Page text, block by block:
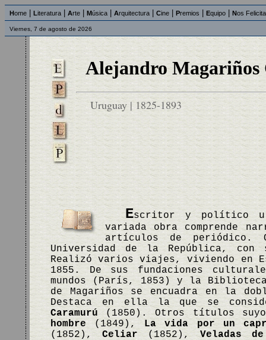
Home Literatura Arte Música Arquitectura Cine Premios Equipo Nos
Viernes, 7 de agosto de 2026
Alejandro Magariños
Uruguay | 1825-1893
Escritor y político
variada obra comprende
artículos de periódico.
Universidad de la República, con
Realizó varios viajes, viviendo en
1855. De sus fundaciones
mundos (París, 1853) y la
de Magariños se encuadra en la
Destaca en ella la que se
Caramurú (1850). Otros títulos
hombre (1849),La vida por un
(1852),Celiar(1852),Veladas